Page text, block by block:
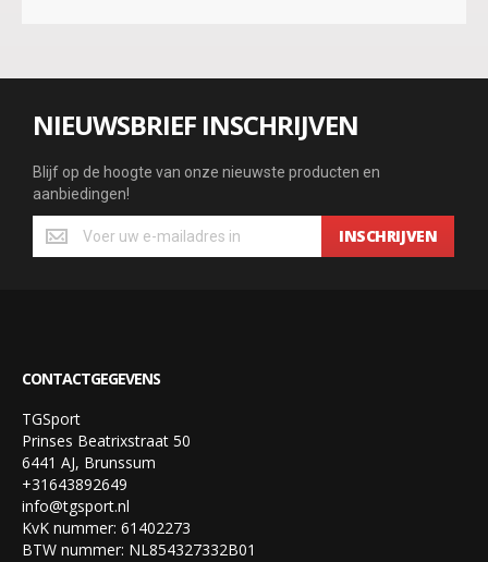
NIEUWSBRIEF INSCHRIJVEN
Blijf op de hoogte van onze nieuwste producten en
aanbiedingen!
INSCHRIJVEN
CONTACTGEGEVENS
TGSport
Prinses Beatrixstraat 50
6441 AJ, Brunssum
+31643892649
info@tgsport.nl
KvK nummer: 61402273
BTW nummer: NL854327332B01